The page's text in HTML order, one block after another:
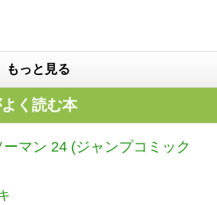
もっと見る
く読む本
ーマン 24 (ジャンプコミック